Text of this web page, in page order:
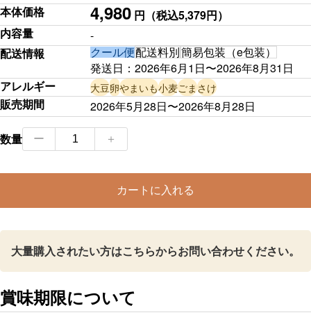
本体価格
4,980 円 （税込5,379円）
内容量
-
配送情報
クール便配送料別簡易包装（e包装）
発送日： 2026年6月1日〜2026年8月31日
アレルギー
大豆卵やまいも小麦ごまさけ
販売期間 2026年5月28日〜2026年8月28日
数量 ー
手
軽
せ・
1703
個
＋
カートに入れる
大量購入されたい方はこちらからお問い合わせください。
賞味期限について